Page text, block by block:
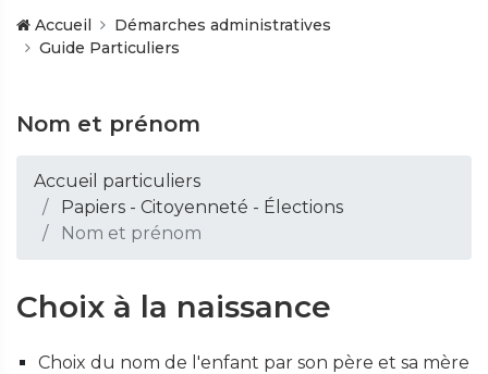
Accueil
Démarches administratives
Guide Particuliers
Nom et prénom
Accueil particuliers
Papiers - Citoyenneté - Élections
Nom et prénom
Choix à la naissance
Choix du nom de l'enfant par son père et sa mère